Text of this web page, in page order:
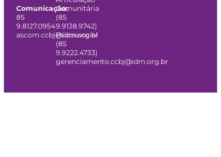
Comunicação:
85
9.8127.0954
ascom.ccbj@idm.org.br
Comunitária
(85
9.9138.9742)
Psicossocial
(85
9.9222.4733)
gerenciamento.ccbj@idm.org.br